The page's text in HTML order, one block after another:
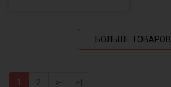
БОЛЬШЕ ТОВАРОВ
1 2 > >|